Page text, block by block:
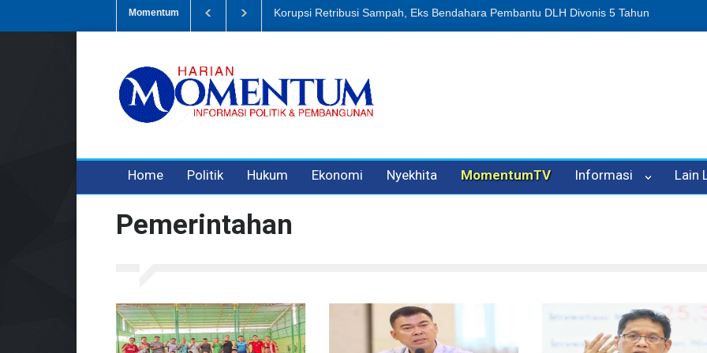
Momentum Dugaan Penipuan Oleh Oknum Kadis, Kuasa Hukum Pelapor Desak Polisi Tetapkan P-
Home Politik Hukum Ekonomi Nyekhita MomentumTV Informasi Lain
Pemerintahan